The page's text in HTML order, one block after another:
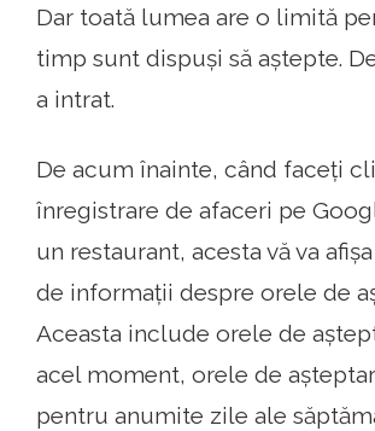
Dar toată lumea are o limită
timp sunt dispuși să aștepte.
a intrat.
De acum înainte, când faceți
înregistrare de afaceri pe
un restaurant, acesta vă va
de informații despre orele de
Aceasta include orele de
acel moment, orele de
pentru anumite zile ale